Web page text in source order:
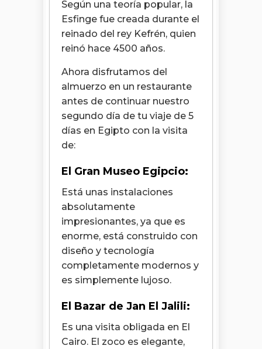
Según una teoría popular, la
Esfinge fue creada durante el
reinado del rey Kefrén, quien
reinó hace 4500 años.
Ahora disfrutamos del
almuerzo en un restaurante
antes de continuar nuestro
segundo día de tu viaje de 5
días en Egipto con la visita
de:
El Gran Museo Egipcio:
Está unas instalaciones
absolutamente
impresionantes, ya que es
enorme, está construido con
diseño y tecnología
completamente modernos y
es simplemente lujoso.
El Bazar de Jan El Jalili:
Es una visita obligada en El
Cairo. El zoco es elegante,